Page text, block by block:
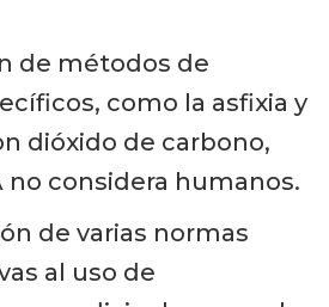
de métodos de
como la asfixia y
dióxido de carbono,
no considera humanos.
de varias normas
al uso de